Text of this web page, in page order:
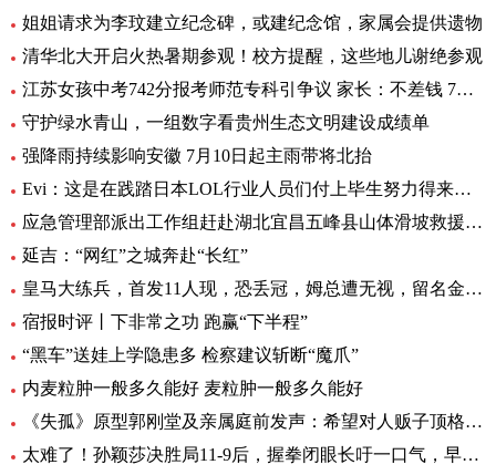
姐姐请求为李玟建立纪念碑，或建纪念馆，家属会提供遗物
清华北大开启火热暑期参观！校方提醒，这些地儿谢绝参观
江苏女孩中考742分报考师范专科引争议 家长：不差钱 7年贯通培养有编制
守护绿水青山，一组数字看贵州生态文明建设成绩单
强降雨持续影响安徽 7月10日起主雨带将北抬
Evi：这是在践踏日本LOL行业人员们付上毕生努力得来的成果
应急管理部派出工作组赶赴湖北宜昌五峰县山体滑坡救援现场
延吉：“网红”之城奔赴“长红”
皇马大练兵，首发11人现，恐丢冠，姆总遭无视，留名金球奖，太强
宿报时评丨下非常之功 跑赢“下半程”
“黑车”送娃上学隐患多 检察建议斩断“魔爪”
内麦粒肿一般多久能好 麦粒肿一般多久能好
《失孤》原型郭刚堂及亲属庭前发声：希望对人贩子顶格处罚
太难了！孙颖莎决胜局11-9后，握拳闭眼长吁一口气，早田越来越猛